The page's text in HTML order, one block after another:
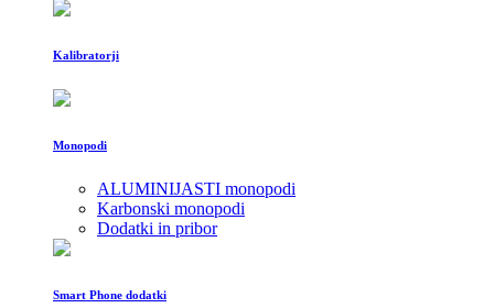
Kalibratorji
Monopodi
ALUMINIJASTI monopodi
Karbonski monopodi
Dodatki in pribor
Smart Phone dodatki